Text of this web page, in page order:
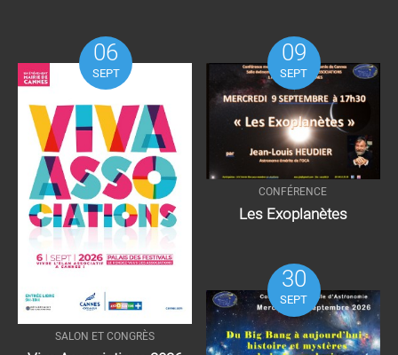
06
SEPT
SALON ET CONGRÈS
09
SEPT
CONFÉRENCE
Les Exoplanètes
30
SEPT